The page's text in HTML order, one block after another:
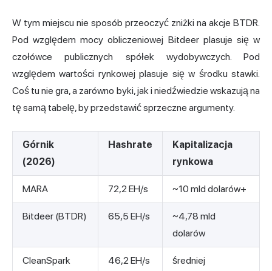
W tym miejscu nie sposób przeoczyć zniżki na akcje BTDR.
Pod względem mocy obliczeniowej Bitdeer plasuje się w
czołówce publicznych spółek wydobywczych. Pod
względem wartości rynkowej plasuje się w środku stawki.
Coś tu nie gra, a zarówno byki, jak i niedźwiedzie wskazują na
tę samą tabelę, by przedstawić sprzeczne argumenty.
Górnik
(2026)
Hashrate
Kapitalizacja
rynkowa
MARA 72,2 EH/s ~10 mld dolarów+
Bitdeer (BTDR) 65,5 EH/s
~4,78 mld
dolarów
CleanSpark
46,2 EH/s
średniej